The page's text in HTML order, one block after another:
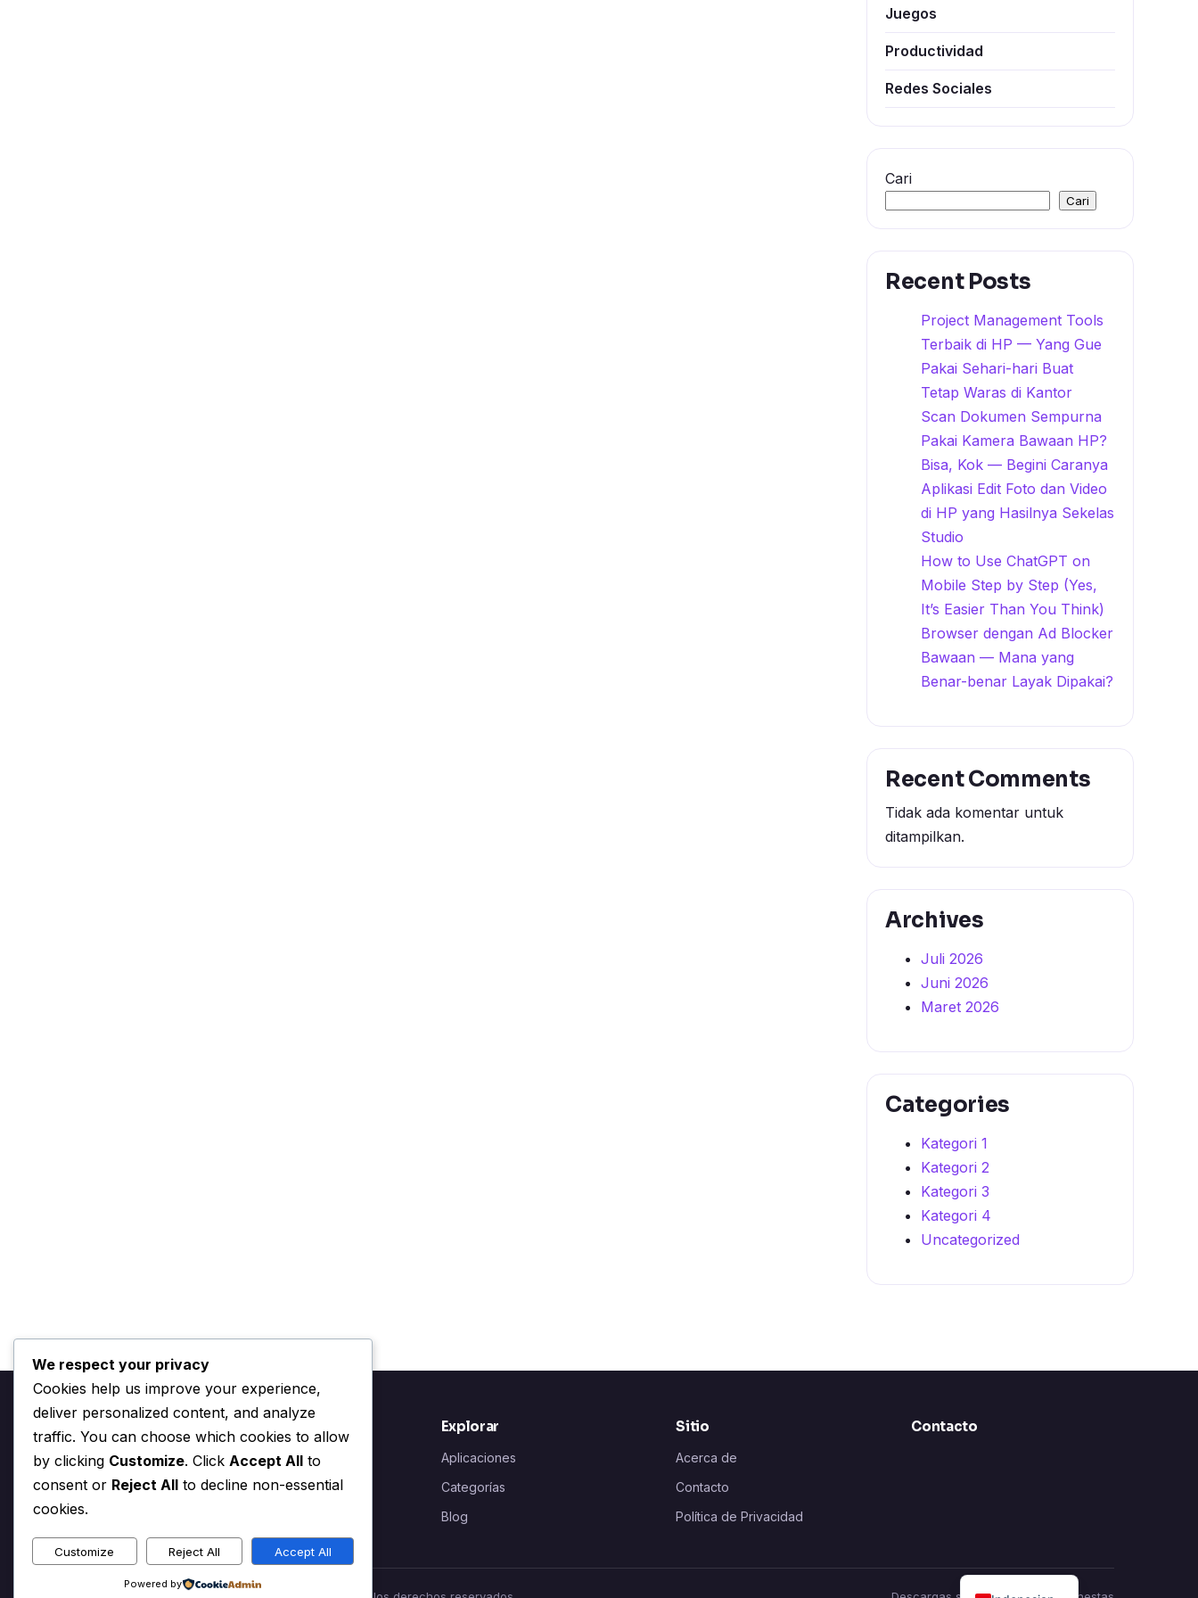
Juegos
Productividad
Redes Sociales
Cari
Cari
Recent Posts
Project Management Tools
Terbaik di HP — Yang Gue
Pakai Sehari-hari Buat
Tetap Waras di Kantor
Scan Dokumen Sempurna
Pakai Kamera Bawaan HP?
Bisa, Kok — Begini Caranya
Aplikasi Edit Foto dan Video
di HP yang Hasilnya Sekelas
Studio
How to Use ChatGPT on
Mobile Step by Step (Yes,
It’s Easier Than You Think)
Browser dengan Ad Blocker
Bawaan — Mana yang
Benar-benar Layak Dipakai?
Recent Comments
Tidak ada komentar untuk
ditampilkan.
Archives
Juli 2026
Juni 2026
Maret 2026
Categories
Kategori 1
Kategori 2
Kategori 3
Kategori 4
Uncategorized
Aplikasi terbaik untuk diunduh di Android dan iOS
Explorar
Aplicaciones
Categorías
Blog
Sitio
Acerca de
Contacto
Política de Privacidad
Contacto
We respect your privacy
Cookies help us improve your experience,
deliver personalized content, and analyze
traffic. You can choose which cookies to allow
by clicking Customize. Click Accept All to
consent or Reject All to decline non-essential
cookies.
Customize Reject All Accept All
Powered by